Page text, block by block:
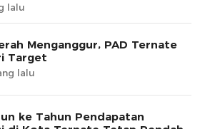
lalu
Menganggur, PAD Ternate
Target
lalu
ke Tahun Pendapatan